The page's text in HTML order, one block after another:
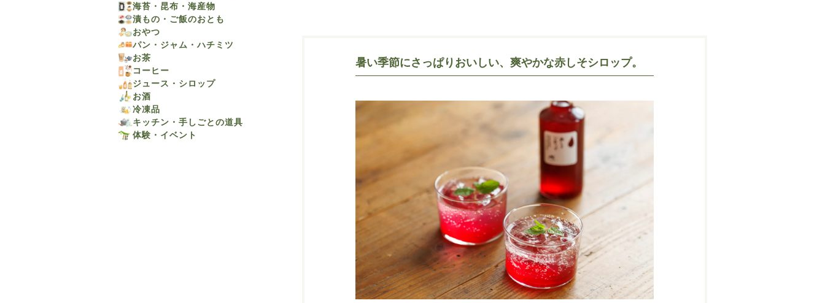
暑い季節にさっぱりおいしい、爽やかな赤しそシロップ。
海苔・昆布・海産物
漬もの・ご飯のおとも
おやつ
パン・ジャム・ハチミツ
お茶
コーヒー
ジュース・シロップ
お酒
冷凍品
キッチン・手しごとの道具
体験・イベント